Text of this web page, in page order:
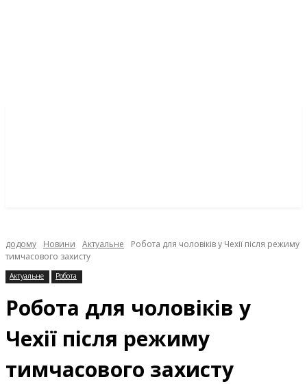
додому Новини Актуальне
Робота для чоловіків у Чехії після режиму
тимчасового захисту
Актуальне Робота
Робота для чоловіків у
Чехії після режиму
тимчасового захисту